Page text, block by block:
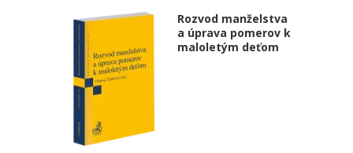
Rozvod manželstva
a úprava pomerov k
maloletým deťom